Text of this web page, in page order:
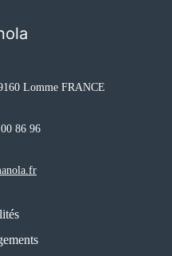
Lomme FRANCE
86 96